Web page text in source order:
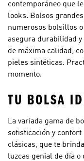
contemporáneo que
looks. Bolsos
numerosos bolsillos
asegura durabilidad
de máxima calidad,
pieles sintéticas.
momento.
TU BOLSA
La variada gama de
sofisticación y confort
clásicas, que te
luzcas genial de día